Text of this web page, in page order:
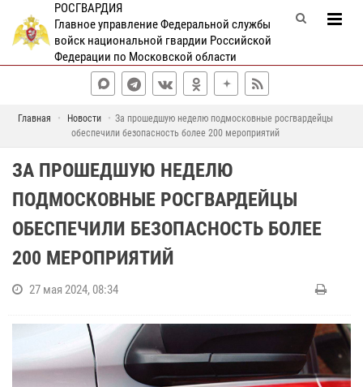
РОСГВАРДИЯ
Главное управление Федеральной службы
войск национальной гвардии Российской
Федерации по Московской области
Главная Новости
За прошедшую неделю подмосковные росгвардейцы
обеспечили безопасность более 200 мероприятий
ЗА ПРОШЕДШУЮ НЕДЕЛЮ
ПОДМОСКОВНЫЕ РОСГВАРДЕЙЦЫ
ОБЕСПЕЧИЛИ БЕЗОПАСНОСТЬ БОЛЕЕ
200 МЕРОПРИЯТИЙ
27 мая 2024, 08:34